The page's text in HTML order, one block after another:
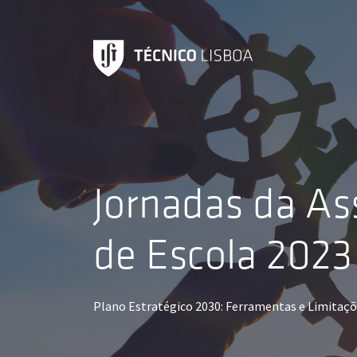
Jornadas da
de Escola 2023
Plano Estratégico 2030: Ferramentas e
Programa
29 Sessão de Abertura